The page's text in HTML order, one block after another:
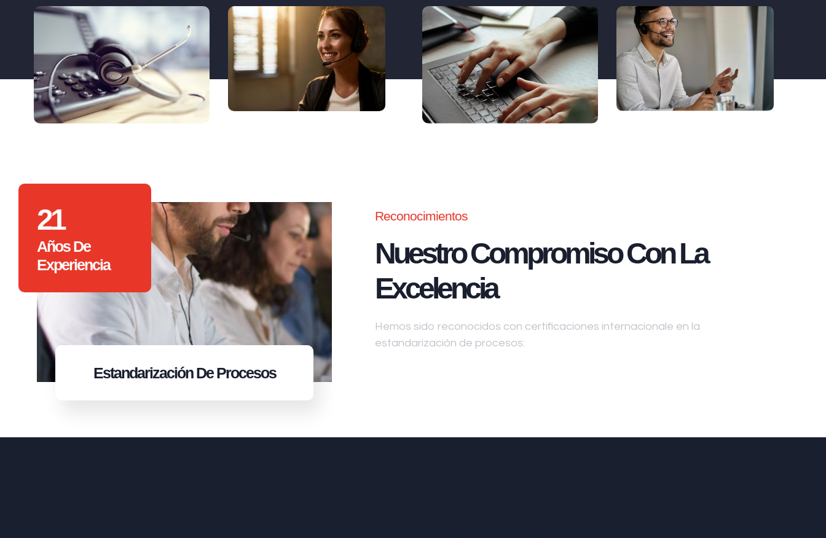
21
Años De
Experiencia
EstandarizaciónDe Procesos
Reconocimientos
Nuestro Compromiso Con La
Excelencia
Hemos sido reconocidos con certificaciones internacionale en la
estandarización de procesos: